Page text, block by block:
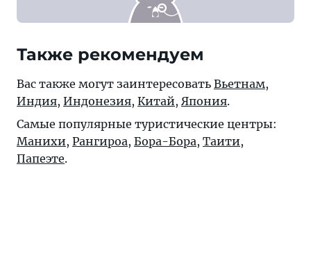
Также рекомендуем
Вас также могут заинтересовать Вьетнам,
Индия, Индонезия, Китай, Япония.
Самые популярные туристические центры:
Манихи, Рангироа, Бора-Бора, Таити,
Папеэте.